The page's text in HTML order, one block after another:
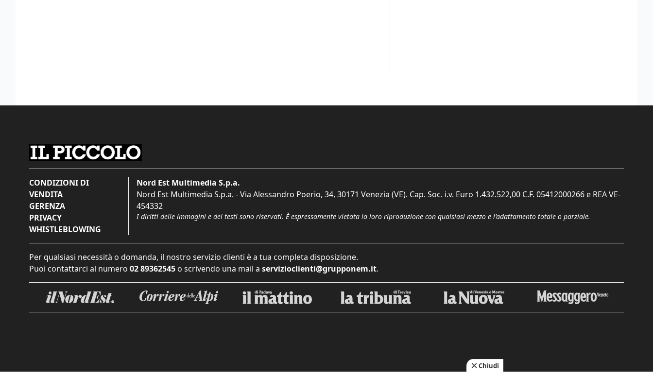
CONDIZIONI DI
VENDITA
GERENZA
PRIVACY
WHISTLEBLOWING
Nord Est Multimedia S.p.a.
Nord Est Multimedia S.p.a. - Via Alessandro Poerio, 34, 30171 Venezia (VE). Cap. Soc. i.v. Euro 1.432.522,00 C.F. 05412000266 e REA VE-
454332
I diritti delle immagini e dei testi sono riservati. È espressamente vietata la loro riproduzione con qualsiasi mezzo e l'adattamento totale o parziale.
Per qualsiasi necessità o domanda, il nostro servizio clienti è a tua completa disposizione.
Puoi contattarci al numero 02 89362545 o scrivendo una mail a servizioclienti@grupponem.it.
Chiudi